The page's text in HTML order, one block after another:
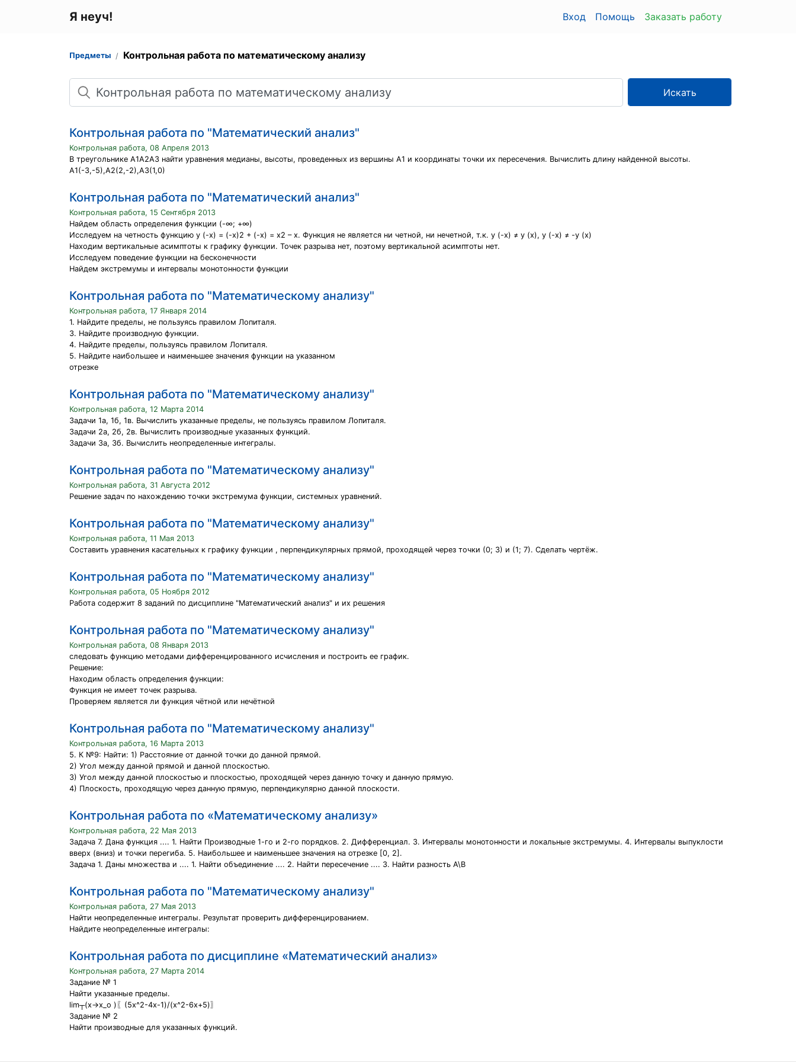
Я неуч! Вход Помощь Заказать работу
Предметы Контрольная работа по математическому анализу
Поиск
Искать
Контрольная работа по "Математический анализ"
Контрольная работа, 08 Апреля 2013
В треугольнике A1A2A3 найти уравнения медианы, высоты, проведенных из вершины А1 и координаты точки их пересечения. Вычислить длину найденной высоты.
A1(-3,-5),A2(2,-2),A3(1,0)
Контрольная работа по "Математический анализ"
Контрольная работа, 15 Сентября 2013
Найдем область определения функции (-∞; +∞)
Исследуем на четность функцию y (-x) = (-x)2 + (-x) = x2 – x. Функция не является ни четной, ни нечетной, т.к. y (-x) ≠ y (x), y (-x) ≠ -y (x)
Находим вертикальные асимптоты к графику функции. Точек разрыва нет, поэтому вертикальной асимптоты нет.
Исследуем поведение функции на бесконечности
Найдем экстремумы и интервалы монотонности функции
Контрольная работа по "Математическому анализу"
Контрольная работа, 17 Января 2014
1. Найдите пределы, не пользуясь правилом Лопиталя.
3. Найдите производную функции.
4. Найдите пределы, пользуясь правилом Лопиталя.
5. Найдите наибольшее и наименьшее значения функции на указанном
отрезке
Контрольная работа по "Математическому анализу"
Контрольная работа, 12 Марта 2014
Задачи 1а, 1б, 1в. Вычислить указанные пределы, не пользуясь правилом Лопиталя.
Задачи 2а, 2б, 2в. Вычислить производные указанных функций.
Задачи 3а, 3б. Вычислить неопределенные интегралы.
Контрольная работа по "Математическому анализу"
Контрольная работа, 31 Августа 2012
Решение задач по нахождению точки экстремума функции, системных уравнений.
Контрольная работа по "Математическому анализу"
Контрольная работа, 11 Мая 2013
Составить уравнения касательных к графику функции , перпендикулярных прямой, проходящей через точки (0; 3) и (1; 7). Сделать чертёж.
Контрольная работа по "Математическому анализу"
Контрольная работа, 05 Ноября 2012
Работа содержит 8 заданий по дисциплине "Математический анализ" и их решения
Контрольная работа по "Математическому анализу"
Контрольная работа, 08 Января 2013
следовать функцию методами дифференцированного исчисления и построить ее график.
Решение:
Находим область определения функции:
Функция не имеет точек разрыва.
Проверяем является ли функция чётной или нечётной
Контрольная работа по "Математическому анализу"
Контрольная работа, 16 Марта 2013
5. К №9: Найти: 1) Расстояние от данной точки до данной прямой.
2) Угол между данной прямой и данной плоскостью.
3) Угол между данной плоскостью и плоскостью, проходящей через данную точку и данную прямую.
4) Плоскость, проходящую через данную прямую, перпендикулярно данной плоскости.
Контрольная работа по «Математическому анализу»
Контрольная работа, 22 Мая 2013
Задача 7. Дана функция .... 1. Найти Производные 1-го и 2-го порядков. 2. Дифференциал. 3. Интервалы монотонности и локальные экстремумы. 4. Интервалы выпуклости
вверх (вниз) и точки перегиба. 5. Наибольшее и наименьшее значения на отрезке [0, 2].
Задача 1. Даны множества и .... 1. Найти объединение .... 2. Найти пересечение .... 3. Найти разность А\В
Контрольная работа по "Математическому анализу"
Контрольная работа, 27 Мая 2013
Найти неопределенные интегралы. Результат проверить дифференцированием.
Найдите неопределенные интегралы:
Контрольная работа по дисциплине «Математический анализ»
Контрольная работа, 27 Марта 2014
Задание № 1
Найти указанные пределы.
lim┬(x→x_o )⁡〖(5x^2-4x-1)/(x^2-6x+5)〗
Задание № 2
Найти производные для указанных функций.